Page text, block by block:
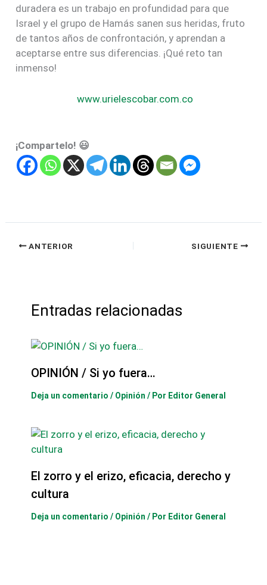
duradera es un trabajo en profundidad para que
Israel y el grupo de Hamás sanen sus heridas, fruto
de tantos años de confrontación, y aprendan a
aceptarse entre sus diferencias. ¡Qué reto tan
inmenso!
www.urielescobar.com.co
¡Compartelo! 😃
ANTERIOR SIGUIENTE
Entradas relacionadas
OPINIÓN / Si yo fuera…
Deja un comentario / Opinión / Por Editor General
El zorro y el erizo, eficacia, derecho y
cultura
Deja un comentario / Opinión / Por Editor General